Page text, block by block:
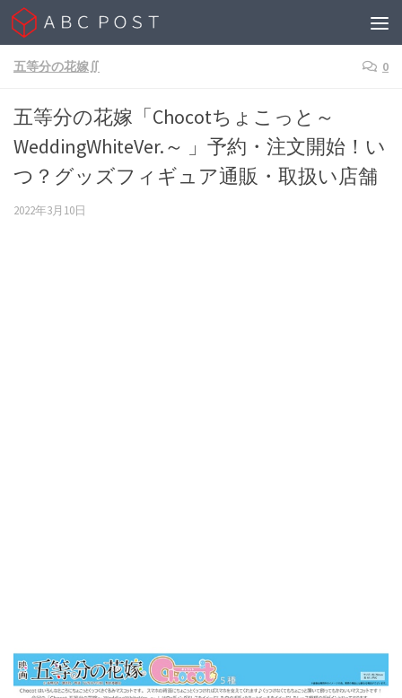
Skip to content
五等分の花嫁∬ 0
五等分の花嫁「Chocotちょこっと～
WeddingWhiteVer.～ 」予約・注文開始！い
つ？グッズフィギュア通販・取扱い店舗
2022年3月10日